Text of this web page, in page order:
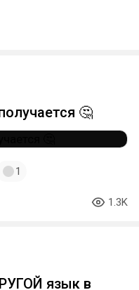
🤔
1
1.3K
язык в